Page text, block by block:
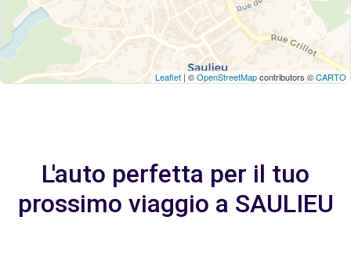
Leaflet | ©OpenStreetMapcontributors ©CARTO
L'auto perfetta per il tuo
prossimo viaggio a SAULIEU